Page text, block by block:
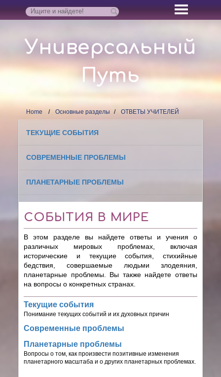
Универсальный
Путь
Home Основные разделы ОТВЕТЫ УЧИТЕЛЕЙ
ТЕКУЩИЕ СОБЫТИЯ
СОВРЕМЕННЫЕ ПРОБЛЕМЫ
ПЛАНЕТАРНЫЕ ПРОБЛЕМЫ
СОБЫТИЯ В МИРЕ
В этом разделе вы найдете ответы и учения о
различных мировых проблемах, включая
исторические и текущие события, стихийные
бедствия, совершаемые людьми злодеяния,
планетарные проблемы. Вы также найдете ответы
на вопросы о конкретных странах.
Текущие события
Понимание текущих событий и их духовных причин
Современные проблемы
Планетарные проблемы
Вопросы о том, как произвести позитивные изменения
планетарного масштаба и о других планетарных проблемах.